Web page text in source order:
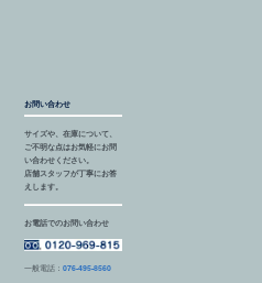
お問い合わせ
サイズや、在庫について、
ご不明な点はお気軽にお問
い合わせください。
店舗スタッフが丁寧にお答
えします。
お電話でのお問い合わせ
一般電話：076-495-8560